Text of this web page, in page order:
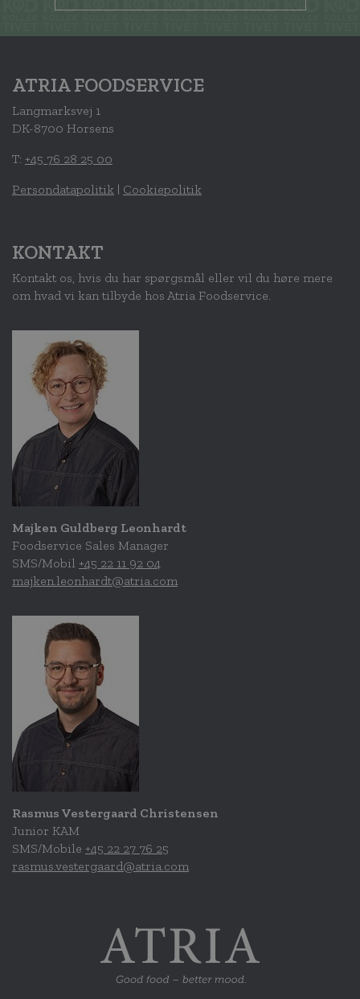
ATRIA FOODSERVICE
Langmarksvej 1
DK-8700 Horsens
T: +45 76 28 25 00
Persondatapolitik | Cookiepolitik
KONTAKT
Kontakt os, hvis du har spørgsmål eller vil du høre mere
om hvad vi kan tilbyde hos Atria Foodservice.
Majken Guldberg Leonhardt
Foodservice Sales Manager
SMS/Mobil +45 22 11 92 04
majken.leonhardt@atria.com
Rasmus Vestergaard Christensen
Junior KAM
SMS/Mobile +45 22 27 76 25
rasmus.vestergaard@atria.com